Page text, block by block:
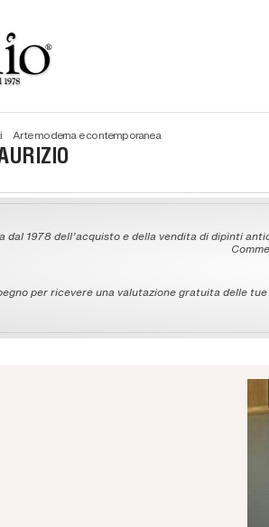
arte moderna e contemporanea
dal 1978 dell'acquisto e della vendita di dipinti
per ricevere una valutazione gratuita delle